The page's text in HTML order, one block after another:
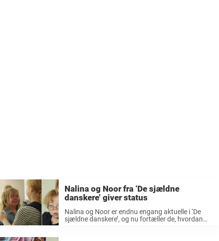
Nalina og Noor fra ‘De sjældne
danskere’ giver status
Nalina og Noor er endnu engang aktuelle i ‘De
sjældne danskere’, og nu fortæller de, hvordan